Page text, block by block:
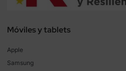
Móviles y tablets
Apple
Samsung